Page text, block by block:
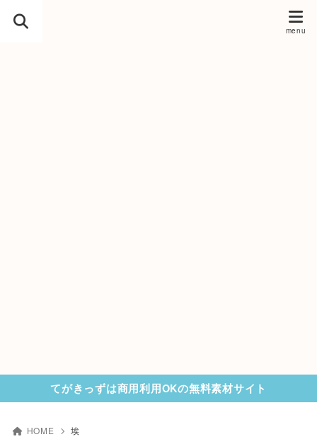
てがきっずは商用利用OKの無料素材サイト
HOME 埃